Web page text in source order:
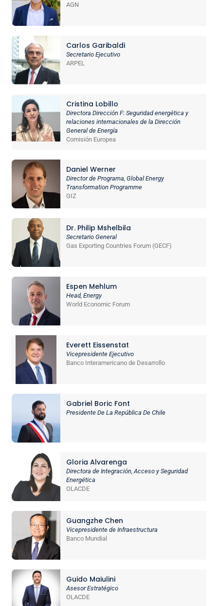
AGN
Carlos Garibaldi
Secretario Ejecutivo
ARPEL
Cristina Lobillo
Directora Dirección F: Seguridad energética y
relaciones internacionales de la Dirección
General de Energía
Comisión Europea
Daniel Werner
Director de Programa, Global Energy
Transformation Programme
GIZ
Dr. Philip Mshelbila
Secretario General
Gas Exporting Countries Forum (GECF)
Espen Mehlum
Head, Energy
World Economic Forum
Everett Eissenstat
Vicepresidente Ejecutivo
Banco Interamericano de Desarrollo
Gabriel Boric Font
Presidente De La República De Chile
Gloria Alvarenga
Directora de Integración, Acceso y Seguridad
Energética
OLACDE
Guangzhe Chen
Vicepresidente de Infraestructura
Banco Mundial
Guido Maiulini
Asesor Estratégico
OLACDE